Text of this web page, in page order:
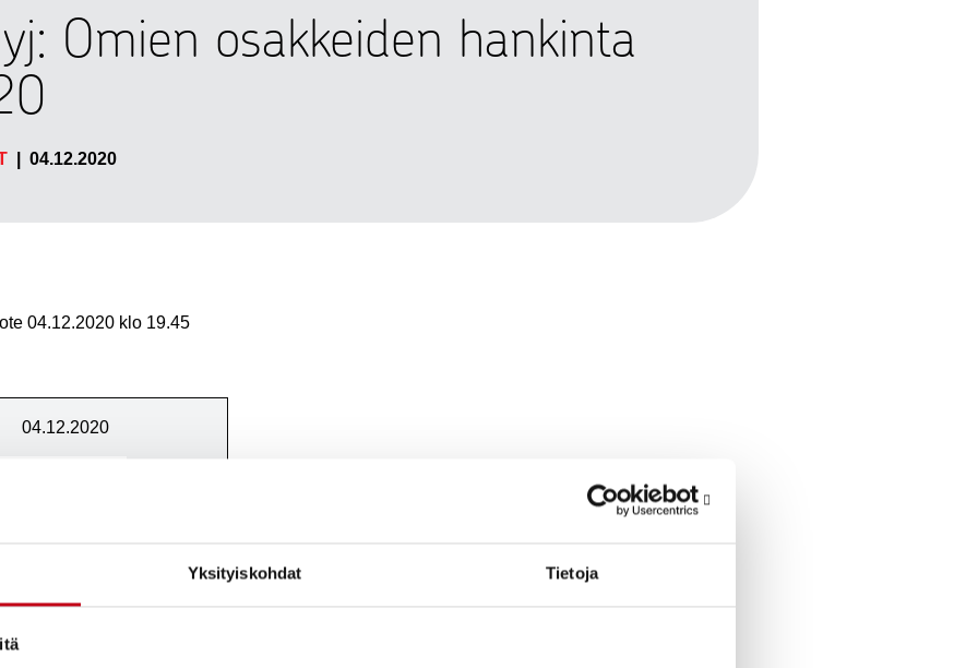
Yksityiskohdat Tietoja
Omien osakkeiden hankinta
04.12.2020
04.12.2020 klo 19.45
04.12.2020
HARVIA
8 000